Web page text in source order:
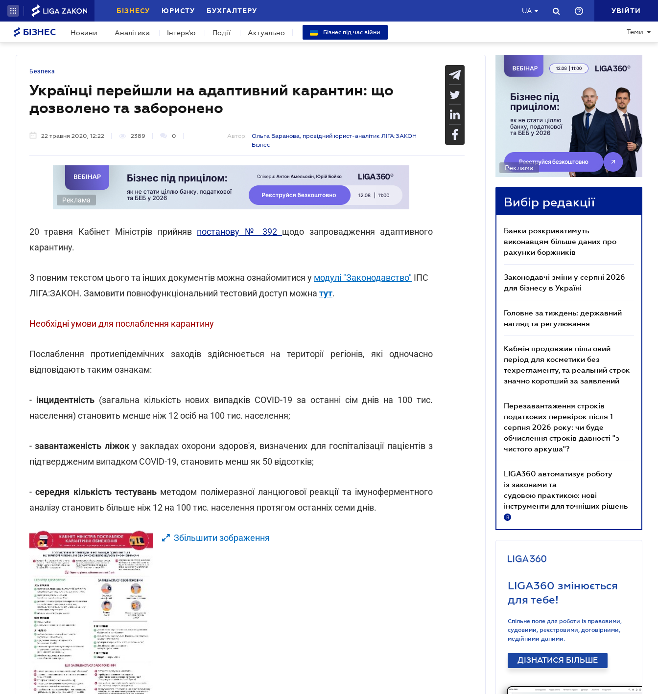
БІЗНЕСУ ЮРИСТУ БУХГАЛТЕРУ UA УВІЙТИ
БІЗНЕС Новини Аналітика Інтерв'ю Події Актуально Бізнес під час війни Теми
Безпека
Українці перейшли на адаптивний карантин: що
дозволено та заборонено
22 травня 2020, 12:22 2389 0 Автор:
Ольга Баранова, провідний юрист-аналітик ЛІГА:ЗАКОН
Бізнес
Реклама
20 травня Кабінет Міністрів прийняв постанову № 392 щодо запровадження адаптивного
карантину.
З повним текстом цього та інших документів можна ознайомитися у модулі "Законодавство" ІПС
ЛІГА:ЗАКОН. Замовити повнофункціональний тестовий доступ можна тут.
Необхідні умови для послаблення карантину
Послаблення протиепідемічних заходів здійснюється на території регіонів, які одночасно
відповідають таким ознакам:
- інцидентність(загальна кількість нових випадків COVID-19 за останні сім днів на 100 тис.
населення) становить менше ніж 12 осіб на 100 тис. населення;
-завантаженість ліжоку закладах охорони здоров'я, визначених для госпіталізації пацієнтів з
підтвердженим випадком COVID-19, становить менш як 50 відсотків;
- середня кількість тестувань методом полімеразної ланцюгової реакції та імуноферментного
аналізу становить більше ніж 12 на 100 тис. населення протягом останніх семи днів.
Збільшити зображення
Реклама
Вибір редакції
Банки розкриватимуть
виконавцям більше даних про
рахунки боржників
Законодавчі зміни у серпні 2026
для бізнесу в Україні
Головне за тиждень: державний
нагляд та регулювання
Кабмін продовжив пільговий
період для косметики без
техрегламенту, та реальний строк
значно коротший за заявлений
Перезавантаження строків
податкових перевірок після 1
серпня 2026 року: чи буде
обчислення строків давності "з
чистого аркуша"?
LIGA360 автоматизує роботу
із законами та
судовою практикою: нові
інструменти для точніших рішень
R
LIGA360 змінюється
для тебе!
Спільне поле для роботи із правовими,
судовими, реєстровими, договірними,
медійними даними.
ДІЗНАТИСЯ БІЛЬШЕ